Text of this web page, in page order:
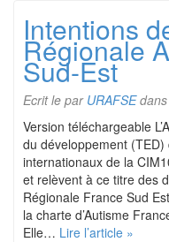
Intentions
Régionale
Sud-Est
Ecrit le par URAFSEdans
Version téléchargeable
du développement
internationaux de la
et relèvent à ce titre des
Régionale France Sud
la charte d’Autisme
Elle… Lire l’article »